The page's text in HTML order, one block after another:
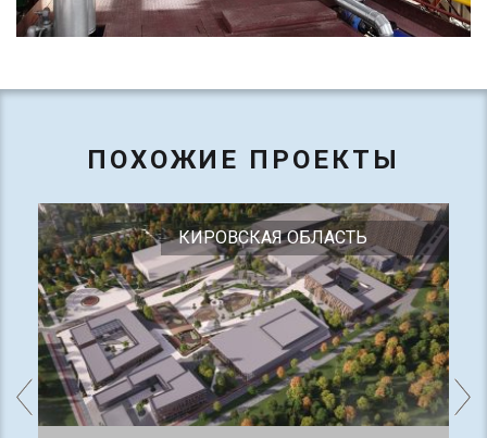
ПОХОЖИЕ ПРОЕКТЫ
КИРОВСКАЯ ОБЛАСТЬ